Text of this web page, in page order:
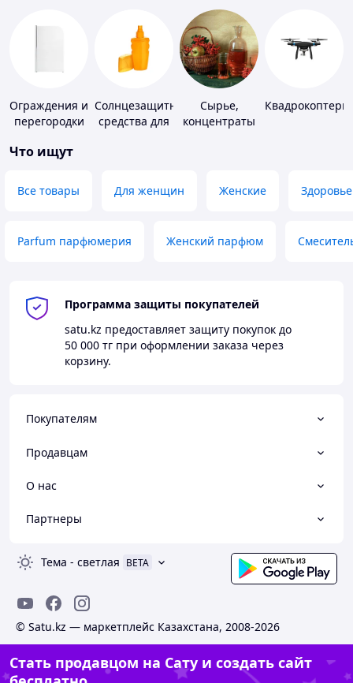
Ограждения и
перегородки
душа, туалета
Солнцезащитные
средства для
Сырье,
концентраты
Квадрокоптеры
Что ищут
Все товары Для женщин Женские Здоровье
Parfum парфюмерия Женский парфюм
Программа защиты покупателей
satu.kz предоставляет защиту покупок до
50 000 тг при оформлении заказа через
корзину.
Покупателям
Продавцам
О нас
Партнеры
Тема - светлая BETA
© Satu.kz — маркетплейс Казахстана, 2008-2026
Стать продавцом на Сату и создать сайт